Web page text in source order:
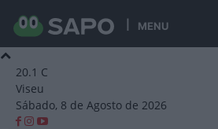
MENU
20.1 C
Viseu
Sábado, 8 de Agosto de 2026